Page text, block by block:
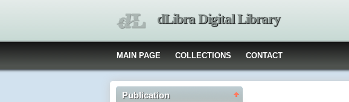
dLibra Digital Library
MAIN PAGE COLLECTIONS CONTACT
Publication